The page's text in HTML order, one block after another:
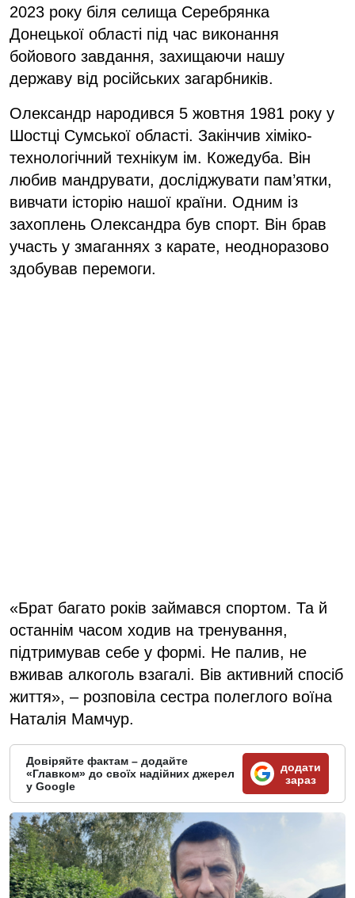
2023 року біля селища Серебрянка
Донецької області під час виконання
бойового завдання, захищаючи нашу
державу від російських загарбників.
Олександр народився 5 жовтня 1981 року у
Шостці Сумської області. Закінчив хіміко-
технологічний технікум ім. Кожедуба. Він
любив мандрувати, досліджувати пам’ятки,
вивчати історію нашої країни. Одним із
захоплень Олександра був спорт. Він брав
участь у змаганнях з карате, неодноразово
здобував перемоги.
«Брат багато років займався спортом. Та й
останнім часом ходив на тренування,
підтримував себе у формі. Не палив, не
вживав алкоголь взагалі. Вів активний спосіб
життя», – розповіла сестра полеглого воїна
Наталія Мамчур.
Довіряйте фактам – додайте
«Главком» до своїх надійних джерел
у Google
додати
зараз